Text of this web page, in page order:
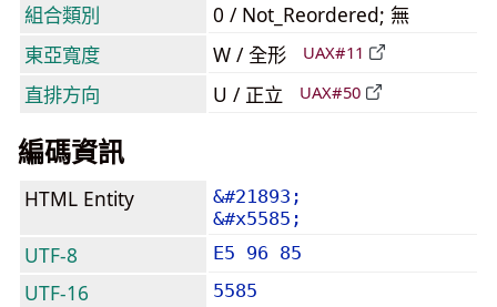
組合類別
0 / Not_Reordered; 無
東亞寬度
W / 全形 UAX#11
直排方向 U / 正立 UAX#50
編碼資訊
HTML Entity
&#21893;
&#x5585;
UTF-8 E5 96 85
UTF-16 5585